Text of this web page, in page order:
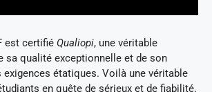
est certifié Qualiopi, une véritable
sa qualité exceptionnelle et de son
exigences étatiques. Voilà une véritable
en quête de sérieux et de fiabilité.